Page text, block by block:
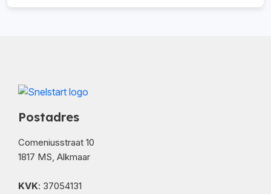
Postadres
Comeniusstraat 10
1817 MS, Alkmaar
KVK: 37054131